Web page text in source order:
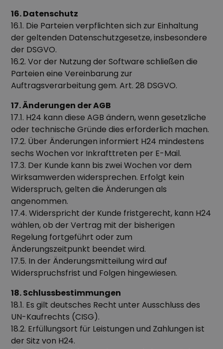
16. Datenschutz
16.1. Die Parteien verpflichten sich zur Einhaltung
der geltenden Datenschutzgesetze, insbesondere
der DSGVO.
16.2. Vor der Nutzung der Software schließen die
Parteien eine Vereinbarung zur
Auftragsverarbeitung gem. Art. 28 DSGVO.
17. Änderungen der AGB
17.1. H24 kann diese AGB ändern, wenn gesetzliche
oder technische Gründe dies erforderlich machen.
17.2. Über Änderungen informiert H24 mindestens
sechs Wochen vor Inkrafttreten per E-Mail.
17.3. Der Kunde kann bis zwei Wochen vor dem
Wirksamwerden widersprechen. Erfolgt kein
Widerspruch, gelten die Änderungen als
angenommen.
17.4. Widerspricht der Kunde fristgerecht, kann H24
wählen, ob der Vertrag mit der bisherigen
Regelung fortgeführt oder zum
Änderungszeitpunkt beendet wird.
17.5. In der Änderungsmitteilung wird auf
Widerspruchsfrist und Folgen hingewiesen.
18. Schlussbestimmungen
18.1. Es gilt deutsches Recht unter Ausschluss des
UN-Kaufrechts (CISG).
18.2. Erfüllungsort für Leistungen und Zahlungen ist
der Sitz von H24.